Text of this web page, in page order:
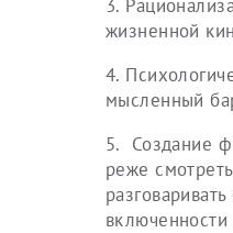
3.
жизненной
4.
мысленный
5. Создание
реже